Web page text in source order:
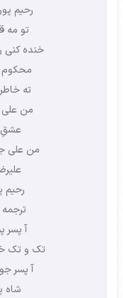
رحیم
تو مه
خنده کنی
ته
من علی
عشقِ
من علی
رحیم
ترجمه
آ پسر
تک و تک
آ پسر
شاه